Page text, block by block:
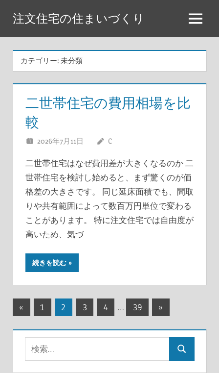
テ
注文住宅の住まいづくり
メ
ニ
ュ
カテゴリー: 未分類
二世帯住宅の費用相場を比
較
2026年7月11日 C
二世帯住宅はなぜ費用差が大きくなるのか 二
世帯住宅を検討し始めると、まず驚くのが価
格差の大きさです。 同じ延床面積でも、間取
りや共有範囲によって数百万円単位で変わる
ことがあります。 特に注文住宅では自由度が
高いため、気づ
続きを読む
投
ペ
«
記
事
1 2 3 4 … 39
次
記
»
検